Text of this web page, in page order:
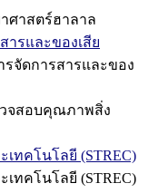
ศาสตร์ฮาลาล
ารและของเสีย
จัดการสารและของ
จสอบคุณภาพสิ่ง
ทคโนโลยี (STREC)
ทคโนโลยี (STREC)